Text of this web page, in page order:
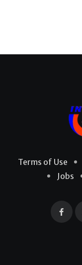
Terms of Use
Jobs